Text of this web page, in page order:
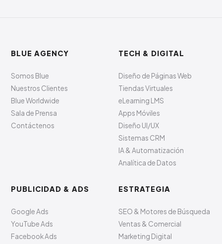
BLUE AGENCY
Somos Blue
Nuestros Clientes
Blue Worldwide
Sala de Prensa
Contáctenos
TECH & DIGITAL
Diseño de Páginas Web
Tiendas Virtuales
eLearning LMS
Apps Móviles
Diseño UI/UX
Sistemas CRM
IA & Automatización
Analítica de Datos
PUBLICIDAD & ADS
Google Ads
YouTube Ads
Facebook Ads
ESTRATEGIA
SEO & Motores de Búsqueda
Ventas & Comercial
Marketing Digital